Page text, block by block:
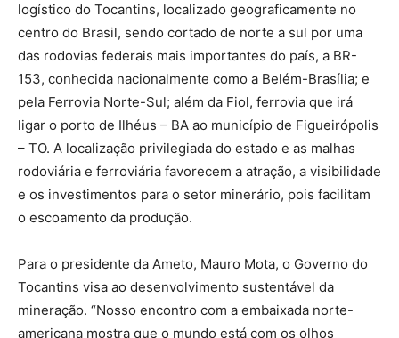
logístico do Tocantins, localizado geograficamente no
centro do Brasil, sendo cortado de norte a sul por uma
das rodovias federais mais importantes do país, a BR-
153, conhecida nacionalmente como a Belém-Brasília; e
pela Ferrovia Norte-Sul; além da Fiol, ferrovia que irá
ligar o porto de Ilhéus – BA ao município de Figueirópolis
– TO. A localização privilegiada do estado e as malhas
rodoviária e ferroviária favorecem a atração, a visibilidade
e os investimentos para o setor minerário, pois facilitam
o escoamento da produção.
Para o presidente da Ameto, Mauro Mota, o Governo do
Tocantins visa ao desenvolvimento sustentável da
mineração. “Nosso encontro com a embaixada norte-
americana mostra que o mundo está com os olhos